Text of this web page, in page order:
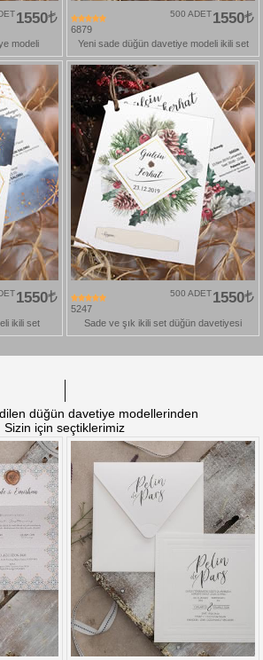
1550
modeli
6879
1550
500 ADET
Yeni sade düğün davetiye modeli ikili set
1550
ikili set
5247
1550
500 ADET
Sade ve şık ikili set düğün davetiyesi
düğün davetiye modellerinden
Sizin için seçtiklerimiz